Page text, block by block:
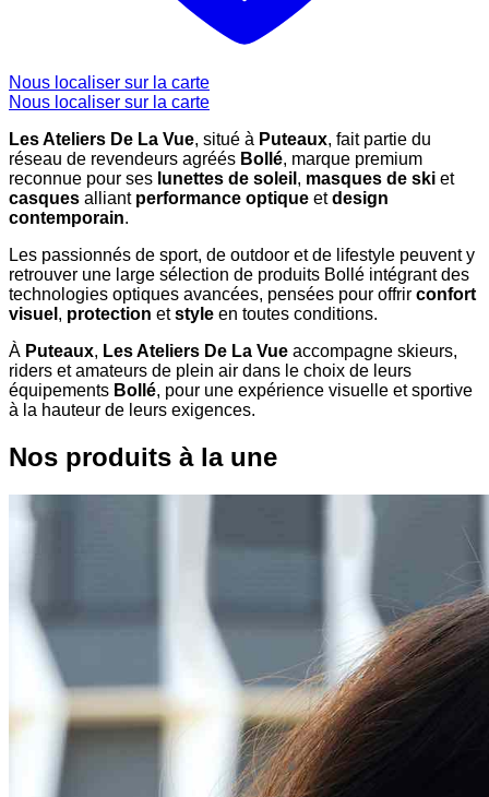
Nous localiser sur la carte
Nous localiser sur la carte
Les Ateliers De La Vue, situé à Puteaux, fait partie du
réseau de revendeurs agréés Bollé, marque premium
reconnue pour ses lunettes de soleil , masques de ski et
casques alliant performance optique etdesign
contemporain.
Les passionnés de sport, de outdoor et de lifestyle peuvent y
retrouver une large sélection de produits Bollé intégrant des
technologies optiques avancées, pensées pour offrir confort
visuel , protection etstyle en toutes conditions.
À Puteaux, Les Ateliers De La Vue accompagne skieurs,
riders et amateurs de plein air dans le choix de leurs
équipements Bollé, pour une expérience visuelle et sportive
à la hauteur de leurs exigences.
Nos produits à la une